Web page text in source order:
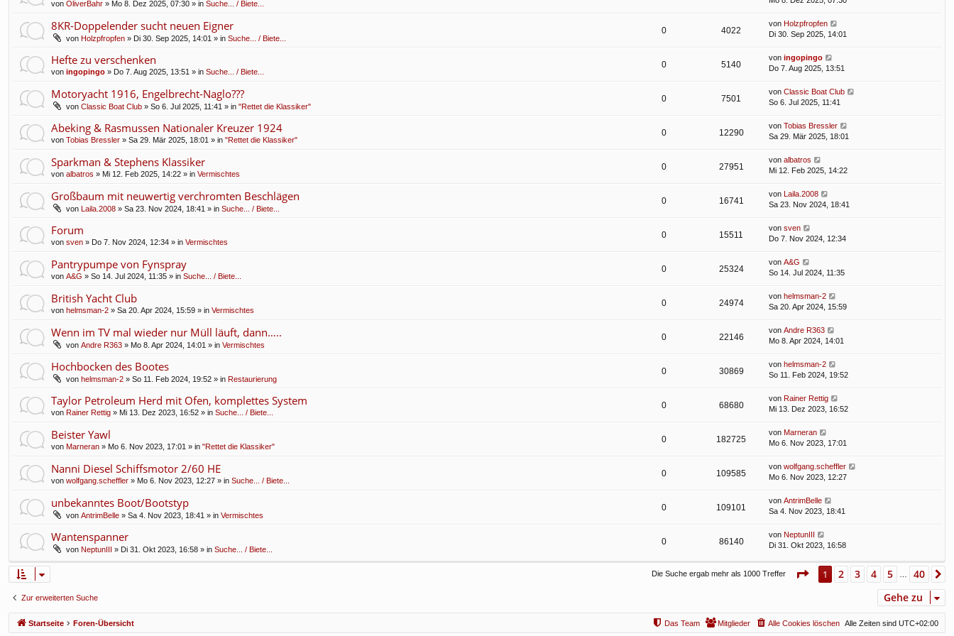
von OliverBahr » Mo 8. Dez 2025, 07:30 » in Suche... / Biete...
8KR-Doppelender sucht neuen Eigner
von Holzpfropfen » Di 30. Sep 2025, 14:01 » in Suche... / Biete...
0 4022
von Holzpfropfen
Di 30. Sep 2025, 14:01
Hefte zu verschenken
von ingopingo » Do 7. Aug 2025, 13:51 » in Suche... / Biete...
0 5140
von ingopingo
Do 7. Aug 2025, 13:51
Motoryacht 1916, Engelbrecht-Naglo???
von Classic Boat Club » So 6. Jul 2025, 11:41 » in "Rettet die Klassiker"
0 7501
von Classic Boat Club
So 6. Jul 2025, 11:41
Abeking & Rasmussen Nationaler Kreuzer 1924
von Tobias Bressler » Sa 29. Mär 2025, 18:01 » in "Rettet die Klassiker"
0 12290
von Tobias Bressler
Sa 29. Mär 2025, 18:01
Sparkman & Stephens Klassiker
von albatros » Mi 12. Feb 2025, 14:22 » in Vermischtes
0 27951
von albatros
Mi 12. Feb 2025, 14:22
Großbaum mit neuwertig verchromten Beschlägen
von Laila.2008 » Sa 23. Nov 2024, 18:41 » in Suche... / Biete...
0 16741
von Laila.2008
Sa 23. Nov 2024, 18:41
Forum
von sven » Do 7. Nov 2024, 12:34 » in Vermischtes
0 15511
von sven
Do 7. Nov 2024, 12:34
Pantrypumpe von Fynspray
von A&G » So 14. Jul 2024, 11:35 » in Suche... / Biete...
0 25324
von A&G
So 14. Jul 2024, 11:35
British Yacht Club
von helmsman-2 » Sa 20. Apr 2024, 15:59 » in Vermischtes
0 24974
von helmsman-2
Sa 20. Apr 2024, 15:59
Wenn im TV mal wieder nur Müll läuft, dann…..
von Andre R363 » Mo 8. Apr 2024, 14:01 » in Vermischtes
0 22146
von Andre R363
Mo 8. Apr 2024, 14:01
Hochbocken des Bootes
von helmsman-2 » So 11. Feb 2024, 19:52 » in Restaurierung
0 30869
von helmsman-2
So 11. Feb 2024, 19:52
Taylor Petroleum Herd mit Ofen, komplettes System
von Rainer Rettig » Mi 13. Dez 2023, 16:52 » in Suche... / Biete...
0 68680
von Rainer Rettig
Mi 13. Dez 2023, 16:52
Beister Yawl
von Marneran » Mo 6. Nov 2023, 17:01 » in "Rettet die Klassiker"
0 182725
von Marneran
Mo 6. Nov 2023, 17:01
Nanni Diesel Schiffsmotor 2/60 HE
von wolfgang.scheffler » Mo 6. Nov 2023, 12:27 » in Suche... / Biete...
0 109585
von wolfgang.scheffler
Mo 6. Nov 2023, 12:27
unbekanntes Boot/Bootstyp
von AntrimBelle » Sa 4. Nov 2023, 18:41 » in Vermischtes
0 109101
von AntrimBelle
Sa 4. Nov 2023, 18:41
Wantenspanner
von NeptunIII » Di 31. Okt 2023, 16:58 » in Suche... / Biete...
0 86140
von NeptunIII
Di 31. Okt 2023, 16:58
Die Suche ergab mehr als 1000 Treffer Seite 1von 40
1 2 3 4 5 … 40
Zur erweiterten Suche Gehe zu
Startseite Foren-Übersicht Alle Zeiten sind UTC+02:00
Alle Cookies löschen
Mitglieder
Das Team